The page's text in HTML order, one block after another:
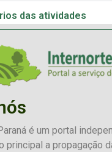
das atividades
é um portal
principal a propagação